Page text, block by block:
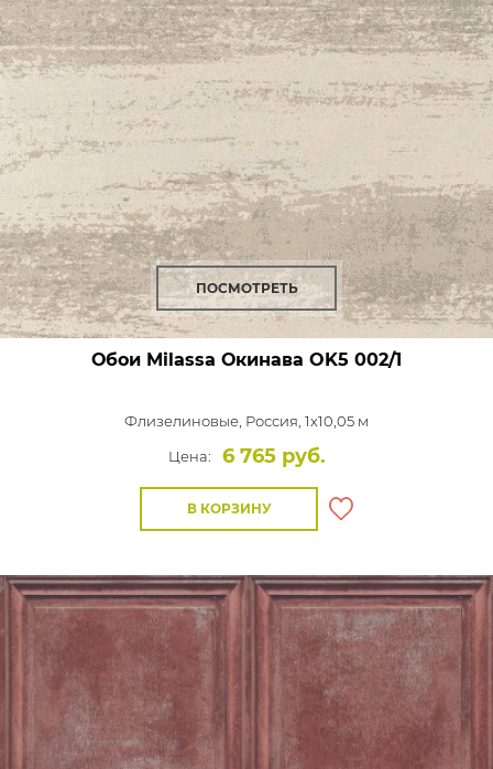
ПОСМОТРЕТЬ
Обои Milassa Окинава OK5 002/1
Флизелиновые, Россия, 1x10,05 м
Цена:
6 765 руб.
В КОРЗИНУ